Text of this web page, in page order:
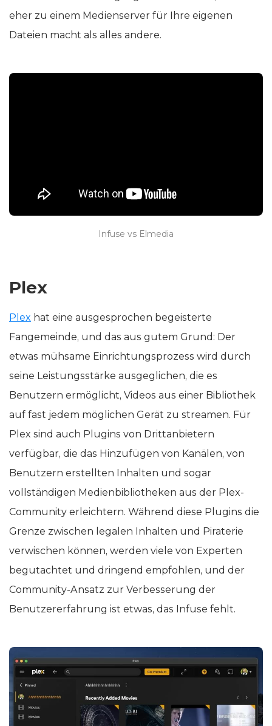
eher zu einem Medienserver für Ihre eigenen
Dateien macht als alles andere.
Infuse vs Elmedia
Plex
Plex hat eine ausgesprochen begeisterte
Fangemeinde, und das aus gutem Grund: Der
etwas mühsame Einrichtungsprozess wird durch
seine Leistungsstärke ausgeglichen, die es
Benutzern ermöglicht, Videos aus einer Bibliothek
auf fast jedem möglichen Gerät zu streamen. Für
Plex sind auch Plugins von Drittanbietern
verfügbar, die das Hinzufügen von Kanälen, von
Benutzern erstellten Inhalten und sogar
vollständigen Medienbibliotheken aus der Plex-
Community erleichtern. Während diese Plugins die
Grenze zwischen legalen Inhalten und Piraterie
verwischen können, werden viele von Experten
begutachtet und dringend empfohlen, und der
Community-Ansatz zur Verbesserung der
Benutzererfahrung ist etwas, das Infuse fehlt.